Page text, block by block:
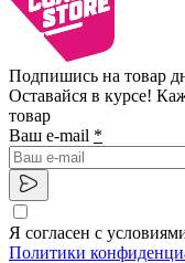
Подпишись на товар
Оставайся в курсе!
товар
Ваш e-mail *
Я согласен с
Политики